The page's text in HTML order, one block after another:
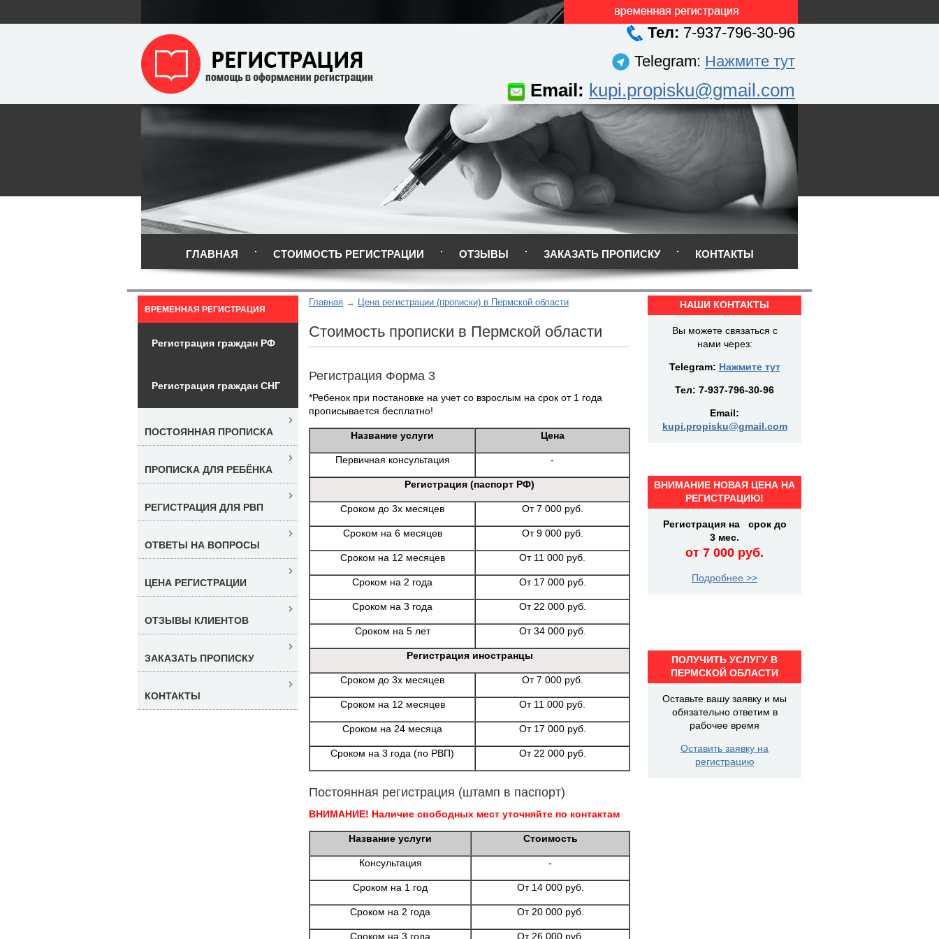
Тел: 7-937-796-30-96
Telegram: Нажмите тут
Email: kupi.propisku@gmail.com
ГЛАВНАЯ СТОИМОСТЬ РЕГИСТРАЦИИ ОТЗЫВЫ ЗАКАЗАТЬ ПРОПИСКУ КОНТАКТЫ
Главная Цена регистрации (прописки) в Пермской области
Стоимость прописки в Пермской области
Регистрация Форма 3
*Ребенок при постановке на учет со взрослым на срок от 1 года
прописывается бесплатно!
Название услуги Цена
Первичная консультация -
Регистрация (паспорт РФ)
Сроком до 3х месяцев От 7 000 руб.
Сроком на 6 месяцев От 9 000 руб.
Сроком на 12 месяцев От 11 000 руб.
Сроком на 2 года От 17 000 руб.
Сроком на 3 года От 22 000 руб.
Сроком на 5 лет От 34 000 руб.
Регистрация иностранцы
Сроком до 3х месяцев От 7 000 руб.
Сроком на 12 месяцев От 11 000 руб.
Сроком на 24 месяца От 17 000 руб.
Сроком на 3 года (по РВП) От 22 000 руб.
Постоянная регистрация (штамп в паспорт)
ВНИМАНИЕ! Наличие свободных мест уточняйте по контактам
Название услуги Стоимость
Консультация -
Сроком на 1 год От 14 000 руб.
Сроком на 2 года От 20 000 руб.
Сроком на 3 года От 26 000 руб.
ВРЕМЕННАЯ РЕГИСТРАЦИЯ
Регистрация граждан РФ
Регистрация граждан СНГ
ПОСТОЯННАЯ ПРОПИСКА
ПРОПИСКА ДЛЯ РЕБЁНКА
РЕГИСТРАЦИЯ ДЛЯ РВП
ОТВЕТЫ НА ВОПРОСЫ
ЦЕНА РЕГИСТРАЦИИ
ОТЗЫВЫ КЛИЕНТОВ
ЗАКАЗАТЬ ПРОПИСКУ
КОНТАКТЫ
НАШИ КОНТАКТЫ
Вы можете связаться с
нами через:
Telegram: Нажмите тут
Тел: 7-937-796-30-96
Email:
kupi.propisku@gmail.com
ВНИМАНИЕ НОВАЯ ЦЕНА НА
РЕГИСТРАЦИЮ!
Регистрация на срок до
3 мес.
от 7 000 руб.
Подробнее >>
ПОЛУЧИТЬ УСЛУГУ В
ПЕРМСКОЙ ОБЛАСТИ
Оставьте вашу заявку и мы
обязательно ответим в
рабочее время
Оставить заявку на
регистрацию